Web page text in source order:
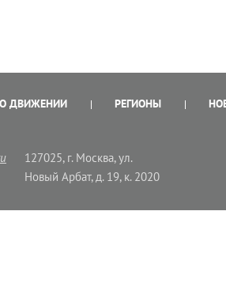
О ДВИЖЕНИИ РЕГИОНЫ
127025, г. Москва, ул.
Новый Арбат, д. 19, к. 2020